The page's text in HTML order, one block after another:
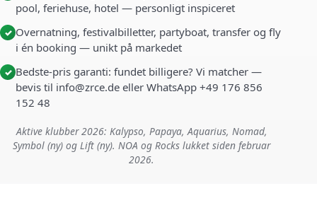
pool, feriehuse, hotel — personligt inspiceret
✓ Overnatning, festivalbilletter, partyboat, transfer og fly
i én booking — unikt på markedet
✓ Bedste-pris garanti: fundet billigere? Vi matcher —
bevis til info@zrce.de eller WhatsApp +49 176 856
152 48
Aktive klubber 2026: Kalypso, Papaya, Aquarius, Nomad,
Symbol (ny) og Lift (ny). NOA og Rocks lukket siden februar
2026.